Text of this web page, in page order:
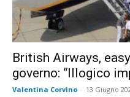
British Airways,
governo: “Illogico
Valentina Corvino - 13 Giugno